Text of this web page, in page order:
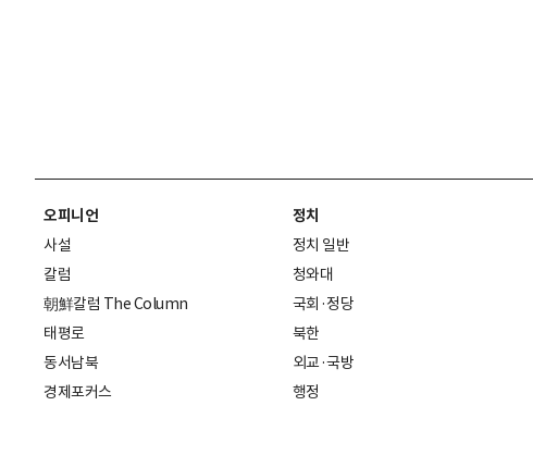
오피니언
사설
칼럼
朝鮮칼럼 The Column
태평로
동서남북
경제포커스
정치
정치 일반
청와대
국회·정당
북한
외교·국방
행정